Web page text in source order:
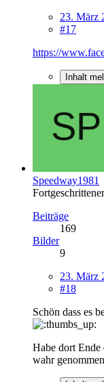
23. März
#17
https://
Inhalt
Speedway1981
Fortgeschrittener
Beiträge
169
Bilder
9
23. März
#18
Schön dass es
Habe dort Ende
wahr